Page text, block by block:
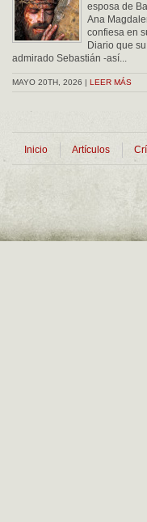
esposa de
Ana
confiesa en
Diario que su
admirado Sebastián -así...
MAYO 20TH, 2026 | LEER MÁS
Inicio Artículos